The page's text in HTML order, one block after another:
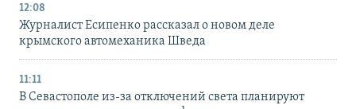
12:08
Журналист Есипенко рассказал о новом деле
крымского автомеханика Шведа
11:11
В Севастополе из-за отключений света планируют